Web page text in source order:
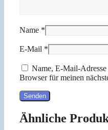
Name *
E-Mail *
Name, E-Mail-
Browser für meinen
Ähnliche